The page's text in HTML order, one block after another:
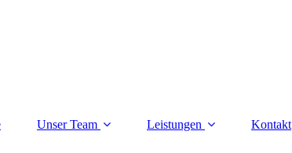
Unser Team Leistungen Kontakt